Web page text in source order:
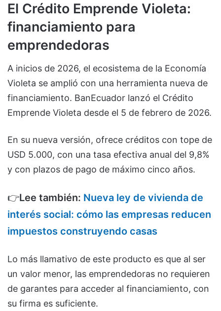
El Crédito Emprende Violeta:
financiamiento para
emprendedoras
A inicios de 2026, el ecosistema de la Economía
Violeta se amplió con una herramienta nueva de
financiamiento. BanEcuador lanzó el Crédito
Emprende Violeta desde el 5 de febrero de 2026.
En su nueva versión, ofrece créditos con tope de
USD 5.000, con una tasa efectiva anual del 9,8%
y con plazos de pago de máximo cinco años.
👉Lee también: Nueva ley de vivienda de
interés social: cómo las empresas reducen
impuestos construyendo casas
Lo más llamativo de este producto es que al ser
un valor menor, las emprendedoras no requieren
de garantes para acceder al financiamiento, con
su firma es suficiente.